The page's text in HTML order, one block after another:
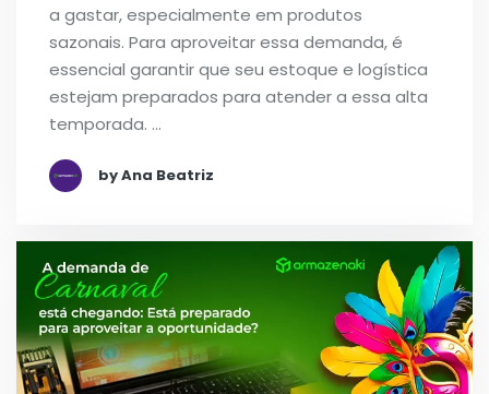
a gastar, especialmente em produtos
sazonais. Para aproveitar essa demanda, é
essencial garantir que seu estoque e logística
estejam preparados para atender a essa alta
temporada. …
by Ana Beatriz